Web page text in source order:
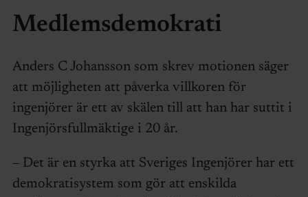
Medlemsdemokrati
Anders C Johansson som skrev motionen säger
att möjligheten att påverka villkoren för
ingenjörer är ett av skälen till att han har suttit i
Ingenjörsfullmäktige i 20 år.
– Det är en styrka att Sveriges Ingenjörer har ett
demokratisystem som gör att enskilda